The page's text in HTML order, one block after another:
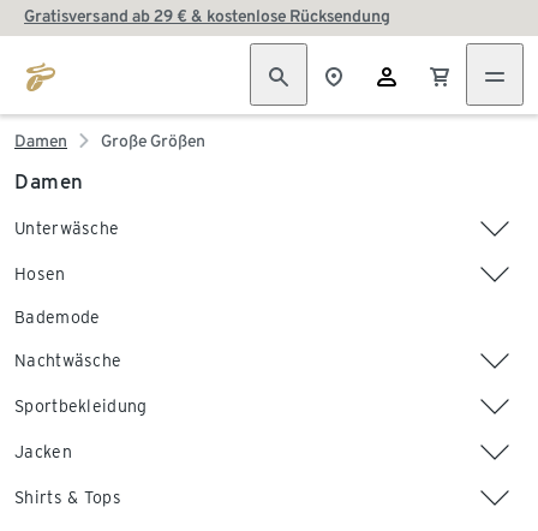
Gratisversand ab 29 € & kostenlose Rücksendung
Damen Große Größen
Damen
Unterwäsche
Hosen
Bademode
Nachtwäsche
Sportbekleidung
Jacken
Shirts & Tops